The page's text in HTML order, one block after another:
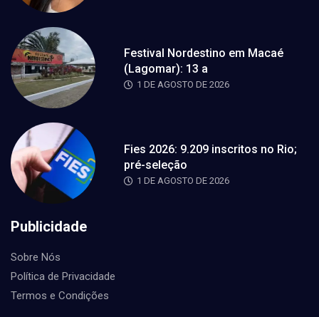
Festival Nordestino em Macaé
(Lagomar): 13 a
1 DE AGOSTO DE 2026
Fies 2026: 9.209 inscritos no Rio;
pré-seleção
1 DE AGOSTO DE 2026
Publicidade
Sobre Nós
Política de Privacidade
Termos e Condições